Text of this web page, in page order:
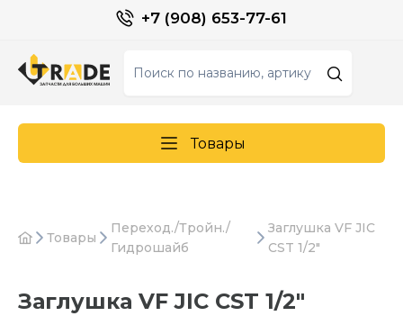
+7 (908) 653-77-61
Товары
Товары
Переход./Тройн./
Гидрошайб
Заглушка VF JIC
CST 1/2"
Заглушка VF JIC CST 1/2"